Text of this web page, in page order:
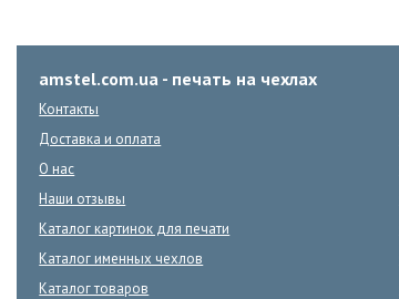
amstel.com.ua - печать на чехлах
Контакты
Доставка и оплата
О нас
Наши отзывы
Каталог картинок для печати
Каталог именных чехлов
Каталог товаров